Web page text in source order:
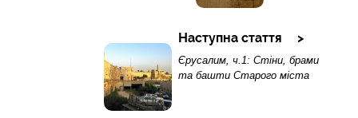
Наступна стаття
Єрусалим, ч.1: Стіни, брами
та башти Старого міста